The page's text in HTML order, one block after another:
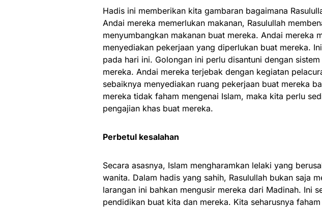
Hadis ini memberikan kita gambaran bagaimana
Andai mereka memerlukan makanan, Rasulullah
menyumbangkan makanan buat mereka. Andai mereka
menyediakan pekerjaan yang diperlukan buat mereka.
pada hari ini. Golongan ini perlu disantuni dengan
mereka. Andai mereka terjebak dengan kegiatan
sebaiknya menyediakan ruang pekerjaan buat mereka
mereka tidak faham mengenai Islam, maka kita perlu
pengajian khas buat mereka.
Perbetul kesalahan
Secara asasnya, Islam mengharamkan lelaki yang
wanita. Dalam hadis yang sahih, Rasulullah bukan saja
larangan ini bahkan mengusir mereka dari Madinah. Ini
pendidikan buat kita dan mereka. Kita seharusnya